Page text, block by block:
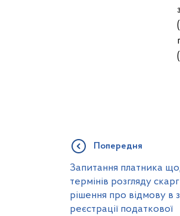
(
Попередня
Запитання платника
термінів розгляду
рішення про відмову в з
реєстрації податкової